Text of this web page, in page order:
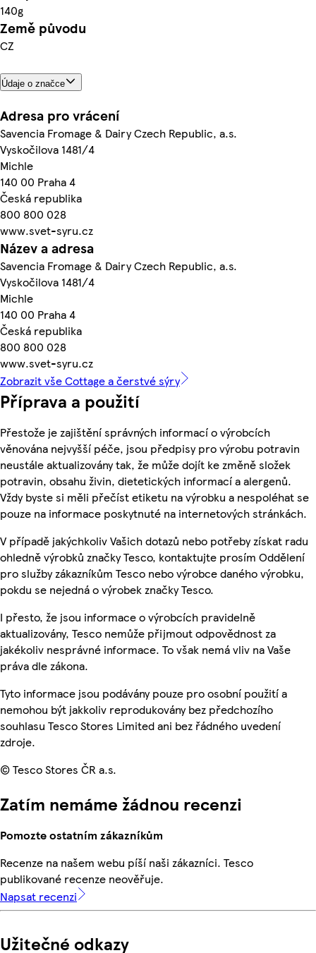
140g
Země původu
CZ
Údaje o značce
Adresa pro vrácení
Savencia Fromage & Dairy Czech Republic, a.s.
Vyskočilova 1481/4
Michle
140 00 Praha 4
Česká republika
800 800 028
www.svet-syru.cz
Název a adresa
Savencia Fromage & Dairy Czech Republic, a.s.
Vyskočilova 1481/4
Michle
140 00 Praha 4
Česká republika
800 800 028
www.svet-syru.cz
Zobrazit vše Cottage a čerstvé sýry
Příprava a použití
Přestože je zajištění správných informací o výrobcích
věnována nejvyšší péče, jsou předpisy pro výrobu potravin
neustále aktualizovány tak, že může dojít ke změně složek
potravin, obsahu živin, dietetických informací a alergenů.
Vždy byste si měli přečíst etiketu na výrobku a nespoléhat se
pouze na informace poskytnuté na internetových stránkách.
V případě jakýchkoliv Vašich dotazů nebo potřeby získat radu
ohledně výrobků značky Tesco, kontaktujte prosím Oddělení
pro služby zákazníkům Tesco nebo výrobce daného výrobku,
pokdu se nejedná o výrobek značky Tesco.
I přesto, že jsou informace o výrobcích pravidelně
aktualizovány, Tesco nemůže přijmout odpovědnost za
jakékoliv nesprávné informace. To však nemá vliv na Vaše
práva dle zákona.
Tyto informace jsou podávány pouze pro osobní použití a
nemohou být jakkoliv reprodukovány bez předchozího
souhlasu Tesco Stores Limited ani bez řádného uvedení
zdroje.
© Tesco Stores ČR a.s.
Zatím nemáme žádnou recenzi
Pomozte ostatním zákazníkům
Recenze na našem webu píší naši zákazníci. Tesco
publikované recenze neověřuje.
Napsat recenzi
Užitečné odkazy